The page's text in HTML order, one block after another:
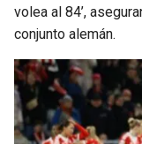
volea al 84’,
conjunto alemán.